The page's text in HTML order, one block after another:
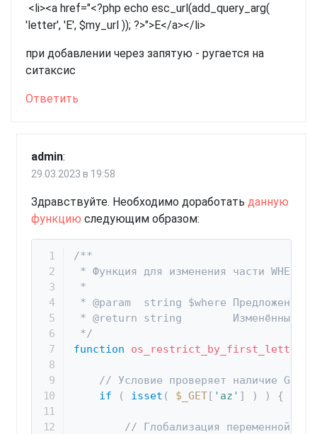
<li><a href="<?php echo esc_url(add_query_arg(
'letter', 'Е', $my_url )); ?>">Е</a></li>
при добавлении через запятую - ругается на
ситаксис
Ответить
admin:
29.03.2023 в 19:58
Здравствуйте. Необходимо доработать данную
функцию следующим образом:
/**
* Функция для изменения части WHERE
*
* @param  string $where Предложение
* @return string        Изменённый
*/
function
os_restrict_by_first_letter
// Условие проверяет наличие GET
if
( isset ( $_GET[ 'az' ] ) ) {
// Глобализация переменной